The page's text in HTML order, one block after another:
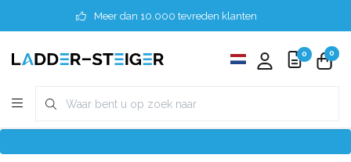
Meer dan 10.000 tevreden klanten
0 0